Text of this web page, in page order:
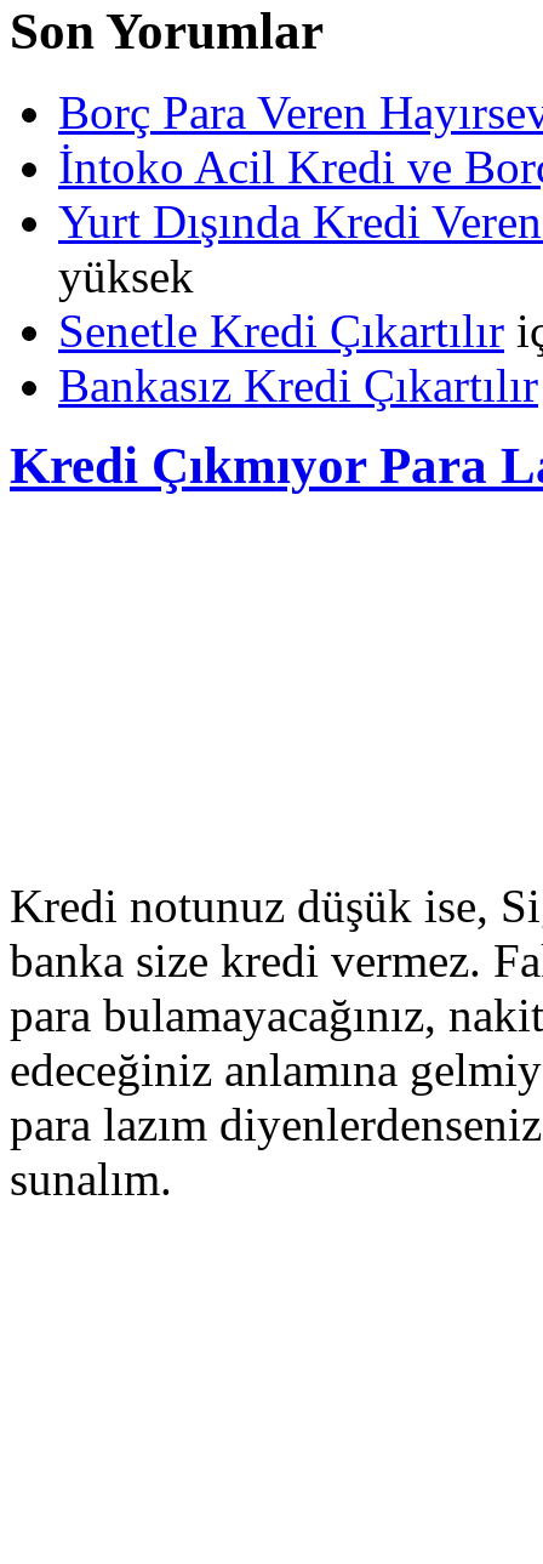
Son Yorumlar
Borç Para Veren
İntoko Acil Kredi ve
Yurt Dışında Kredi
yüksek
Senetle Kredi Çıkartılır
Bankasız Kredi Çıkartılır
Kredi Çıkmıyor Para
Kredi notunuz düşük ise,
banka size kredi vermez.
para bulamayacağınız,
edeceğiniz anlamına
para lazım
sunalım.